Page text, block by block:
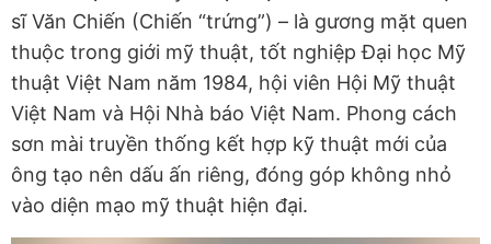
sĩ Văn Chiến (Chiến “trứng”) – là gương mặt quen
thuộc trong giới mỹ thuật, tốt nghiệp Đại học Mỹ
thuật Việt Nam năm 1984, hội viên Hội Mỹ thuật
Việt Nam và Hội Nhà báo Việt Nam. Phong cách
sơn mài truyền thống kết hợp kỹ thuật mới của
ông tạo nên dấu ấn riêng, đóng góp không nhỏ
vào diện mạo mỹ thuật hiện đại.